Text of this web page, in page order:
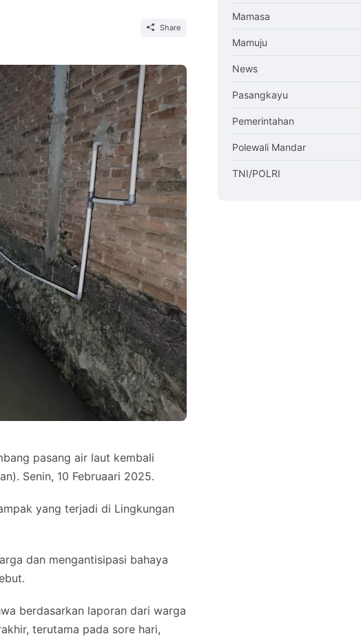
Share
pasang air laut kembali
Senin, 10 Februaari 2025.
yang terjadi di Lingkungan
dan mengantisipasi bahaya
berdasarkan laporan dari warga
terutama pada sore hari,
Mamasa
Mamuju
News
Pasangkayu
Pemerintahan
Polewali Mandar
TNI/POLRI